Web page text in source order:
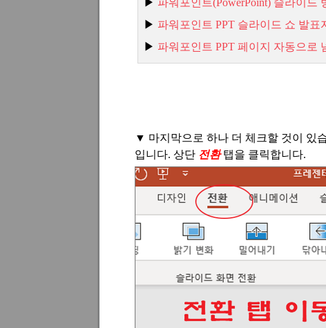
▶ 파워포인트(PowerPoint) 슬라이드
▶ 파워포인트 PPT 슬라이드 쇼 발표
▶ 파워포인트 PPT 페이지 자동으로
▼ 마지막으로 하나 더 체크할 것이 있
입니다. 상단 전환 탭을 클릭합니다.